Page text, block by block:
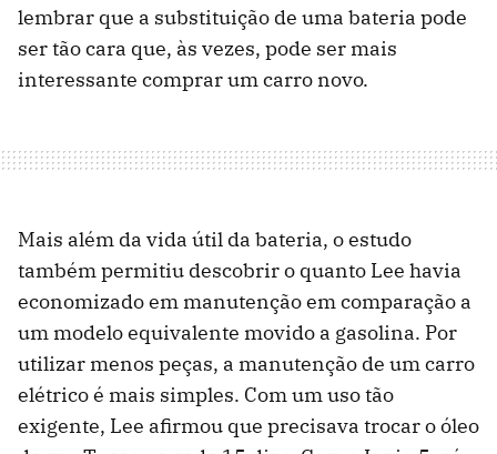
lembrar que a substituição de uma bateria pode
ser tão cara que, às vezes, pode ser mais
interessante comprar um carro novo.
Mais além da vida útil da bateria, o estudo
também permitiu descobrir o quanto Lee havia
economizado em manutenção em comparação a
um modelo equivalente movido a gasolina. Por
utilizar menos peças, a manutenção de um carro
elétrico é mais simples. Com um uso tão
exigente, Lee afirmou que precisava trocar o óleo